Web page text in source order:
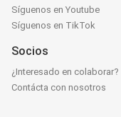
Síguenos en Youtube
Síguenos en TikTok
Socios
¿Interesado en colaborar?
Contácta con nosotros